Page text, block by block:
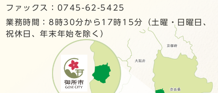
ファックス：0745-62-5425
業務時間：8時30分から17時15分（土曜・日曜日、
祝休日、年末年始を除く）